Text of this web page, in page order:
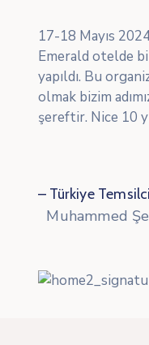
17-18 Mayıs
Emerald otelde
yapıldı. Bu
olmak bizim
şereftir. Nice 10
– Türkiye
Muhammed